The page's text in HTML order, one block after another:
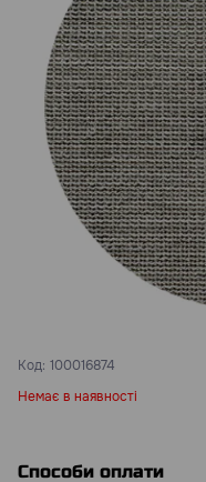
Код: 100016874
Немає в наявності
Способи оплати